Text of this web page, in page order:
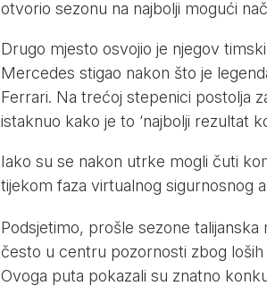
otvorio sezonu na najbolji mogući
Drugo mjesto osvojio je njegov
Mercedes stigao nakon što je
Ferrari. Na trećoj stepenici postolja
istaknuo kako je to ‘najbolji rezultat
Iako su se nakon utrke mogli čuti
tijekom faza virtualnog sigurnosnog
Podsjetimo, prošle sezone
često u centru pozornosti zbog
Ovoga puta pokazali su znatno